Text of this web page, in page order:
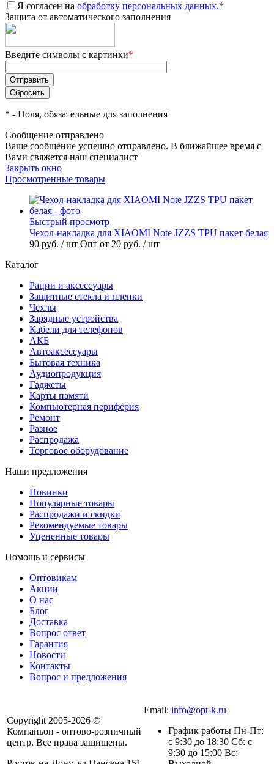
Я согласен на обработку персональных данных.*
Защита от автоматического заполнения
Введите символы с картинки*
* - Поля, обязательные для заполнения
Сообщение отправлено
Ваше сообщение успешно отправлено. В ближайшее время с
Вами свяжется наш специалист
Закрыть окно
Просмотренные товары
Быстрый просмотр
Чехол-накладка для XIAOMI Note JZZS TPU пакет белая
90 руб. / шт Опт от 20 руб. / шт
Каталог
Рации и аксессуары
Защитные стекла и пленки
Чехлы
Зарядные устройства
Кабели для телефонов
АКБ
Автоаксессуары
Бытовая техника
Аудиопродукция
Гаджеты
Карты памяти
Компьютерная периферия
Ремонт
Разное
Распродажа
Торговое оборудование
Наши предложения
Новинки
Популярные товары
Распродажи и скидки
Рекомендуемые товары
Уцененные товары
Помощь и сервисы
Оптовикам
Акции
О нас
Блог
Доставка
Вопрос ответ
Гарантия
Новости
Контакты
Вопрос и предложения
Copyright 2005-2026 ©
Компаньон - оптово-розничный
центр. Все права защищены.
Email: info@opt-k.ru
График работы Пн-Пт:
с 9:30 до 18:30 Сб: с
9:30 до 15:00 Вс: